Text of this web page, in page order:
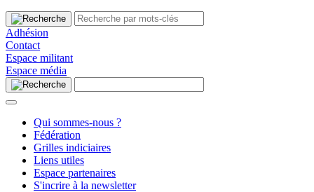
Adhésion
Contact
Espace militant
Espace média
Qui sommes-nous ?
Fédération
Grilles indiciaires
Liens utiles
Espace partenaires
S'incrire à la newsletter